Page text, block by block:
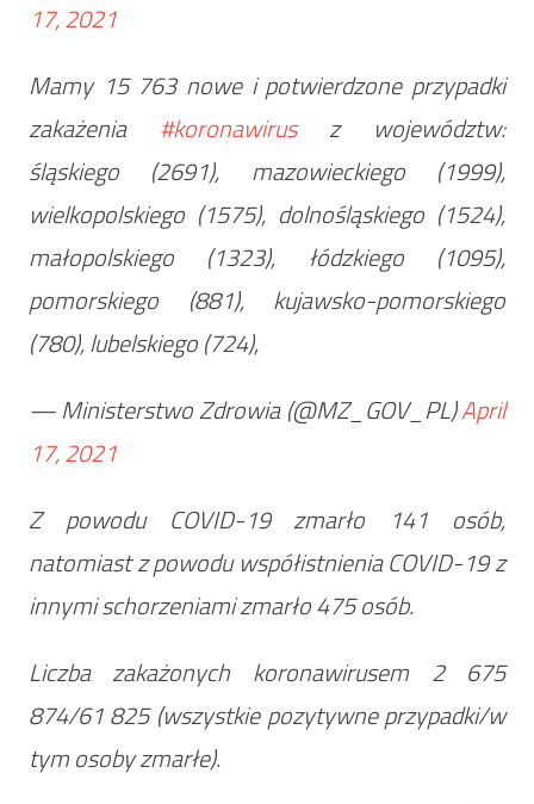
17, 2021
Mamy 15 763 nowe i potwierdzone przypadki
zakażenia #koronawirusz województw:
śląskiego (2691), mazowieckiego (1999),
wielkopolskiego (1575), dolnośląskiego (1524),
małopolskiego (1323), łódzkiego (1095),
pomorskiego (881), kujawsko-pomorskiego
(780), lubelskiego (724),
— Ministerstwo Zdrowia (@MZ_GOV_PL)April
17, 2021
Z powodu COVID-19 zmarło 141 osób,
natomiast z powodu współistnienia COVID-19 z
innymi schorzeniami zmarło 475 osób.
Liczba zakażonych koronawirusem 2 675
874/61 825 (wszystkie pozytywne przypadki/w
tym osoby zmarłe).